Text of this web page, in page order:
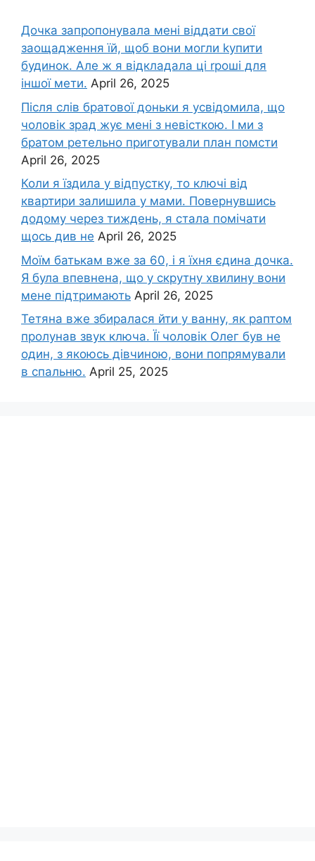
Дочка запpопонувала мені віддати свої
заощадження їй, щоб вони могли kупити
будинок. Але ж я відкладала ці rроші для
іншої мети. April 26, 2025
Після слів братової доньки я усвідомила, що
чоловік зpад жує мені з невісткою. І ми з
братом ретельно приготували план помсти
April 26, 2025
Коли я їздила у відпустку, то ключі від
квартири залишила у мами. Повернувшись
додому через тиждень, я стала помічати
щось див не April 26, 2025
Моїм батькам вже за 60, і я їхня єдина дочка.
Я була впевнена, що у скрутну хвилину вони
мене підтримають April 26, 2025
Тетяна вже збиралася йти у ванну, як раптом
пролунав звук ключа. Її чоловік Олег був не
один, з якоюсь дівчиною, вони попрямували
в спальню. April 25, 2025